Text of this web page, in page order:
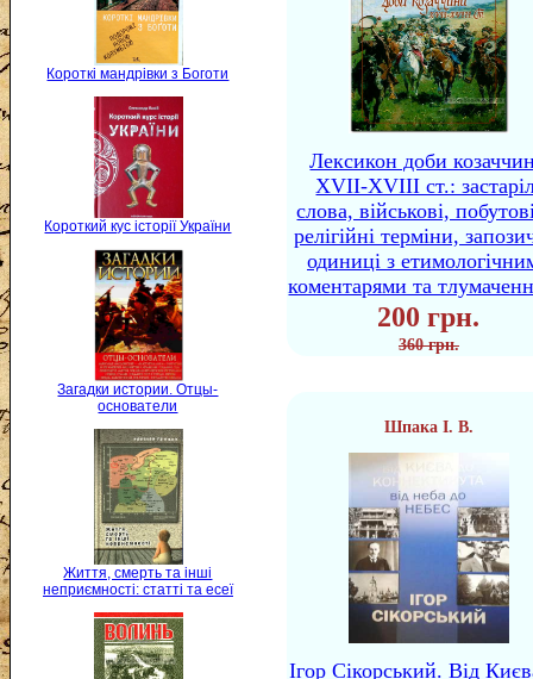
Короткі мандрівки з Боготи
Короткий кус історії України
Загадки истории. Отцы-
основатели
Життя, смерть та інші
неприємності: статті та есеї
Лексикон доби
XVII-XVIII ст.:
слова, військові,
релігійні терміни,
одиниці з
коментарями та
200 грн.
360 грн.
Шпака І. В.
Ігор Сікорський. Від